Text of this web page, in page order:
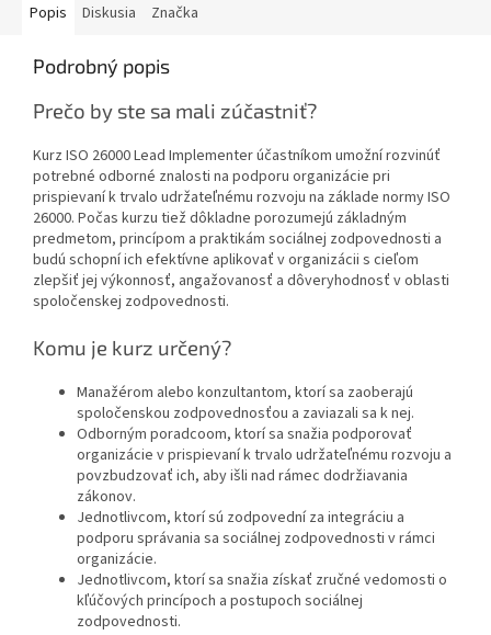
Popis Diskusia Značka
Podrobný popis
Prečo by ste sa mali zúčastniť?
Kurz ISO 26000 Lead Implementer účastníkom umožní rozvinúť
potrebné odborné znalosti na podporu organizácie pri
prispievaní k trvalo udržateľnému rozvoju na základe normy ISO
26000. Počas kurzu tiež dôkladne porozumejú základným
predmetom, princípom a praktikám sociálnej zodpovednosti a
budú schopní ich efektívne aplikovať v organizácii s cieľom
zlepšiť jej výkonnosť, angažovanosť a dôveryhodnosť v oblasti
spoločenskej zodpovednosti.
Komu je kurz určený?
Manažérom alebo konzultantom, ktorí sa zaoberajú
spoločenskou zodpovednosťou a zaviazali sa k nej.
Odborným poradcoom, ktorí sa snažia podporovať
organizácie v prispievaní k trvalo udržateľnému rozvoju a
povzbudzovať ich, aby išli nad rámec dodržiavania
zákonov.
Jednotlivcom, ktorí sú zodpovední za integráciu a
podporu správania sa sociálnej zodpovednosti v rámci
organizácie.
Jednotlivcom, ktorí sa snažia získať zručné vedomosti o
kľúčových princípoch a postupoch sociálnej
zodpovednosti.